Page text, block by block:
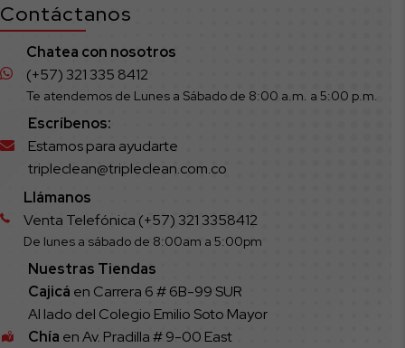
Contáctanos
Chatea con nosotros
(+57) 321 335 8412
Te atendemos de Lunes a Sábado de 8:00 a.m. a 5:00 p.m.
Escríbenos:
Estamos para ayudarte
tripleclean@tripleclean.com.co
Llámanos
Venta Telefónica (+57) 321 3358412
De lunes a sábado de 8:00am a 5:00pm
Nuestras Tiendas
Cajicá en Carrera 6 # 6B-99 SUR
Al lado del Colegio Emilio Soto Mayor
Chía en Av. Pradilla # 9-00 East